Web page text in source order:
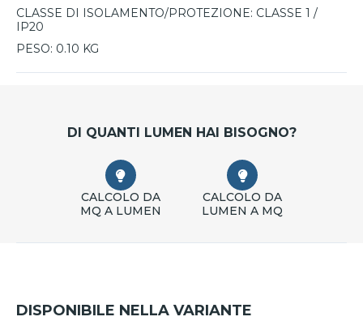
CLASSE DI ISOLAMENTO/PROTEZIONE: CLASSE 1 /
IP20
PESO: 0.10 KG
DI QUANTI LUMEN HAI BISOGNO?
CALCOLO DA
MQ A LUMEN
CALCOLO DA
LUMEN A MQ
DISPONIBILE NELLA VARIANTE